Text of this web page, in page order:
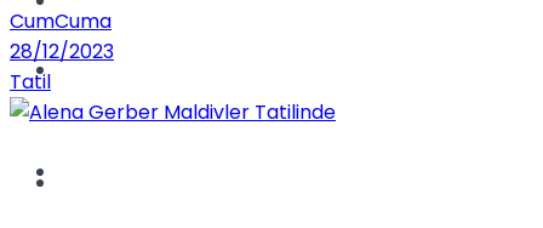
Kadınca
CumCuma
28/12/2023
Tatil